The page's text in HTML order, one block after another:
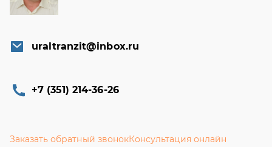
uraltranzit@inbox.ru
+7 (351) 214-36-26
Заказать обратный звонокКонсультация онлайн